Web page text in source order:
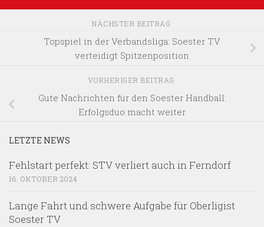
NÄCHSTER BEITRAG
Topspiel in der Verbandsliga: Soester TV
verteidigt Spitzenposition
VORHERIGER BEITRAG
Gute Nachrichten für den Soester Handball:
Erfolgsduo macht weiter
LETZTE NEWS
Fehlstart perfekt: STV verliert auch in Ferndorf
16. OKTOBER 2024
Lange Fahrt und schwere Aufgabe für Oberligist
Soester TV